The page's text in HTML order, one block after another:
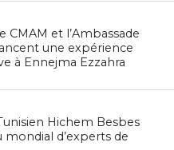
CMAM et l’Ambassade
une expérience
à Ennejma Ezzahra
Hichem Besbes
mondial d’experts de